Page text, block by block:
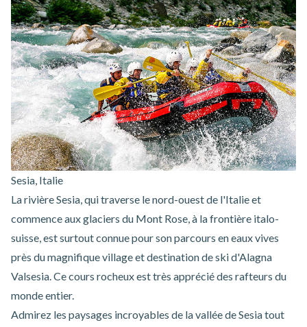
Sesia, Italie
La rivière Sesia, qui traverse le nord-ouest de l'Italie et
commence aux glaciers du Mont Rose, à la frontière italo-
suisse, est surtout connue pour son parcours en eaux vives
près du magnifique village et destination de ski d'Alagna
Valsesia. Ce cours rocheux est très apprécié des rafteurs du
monde entier.
Admirez les paysages incroyables de la vallée de Sesia tout